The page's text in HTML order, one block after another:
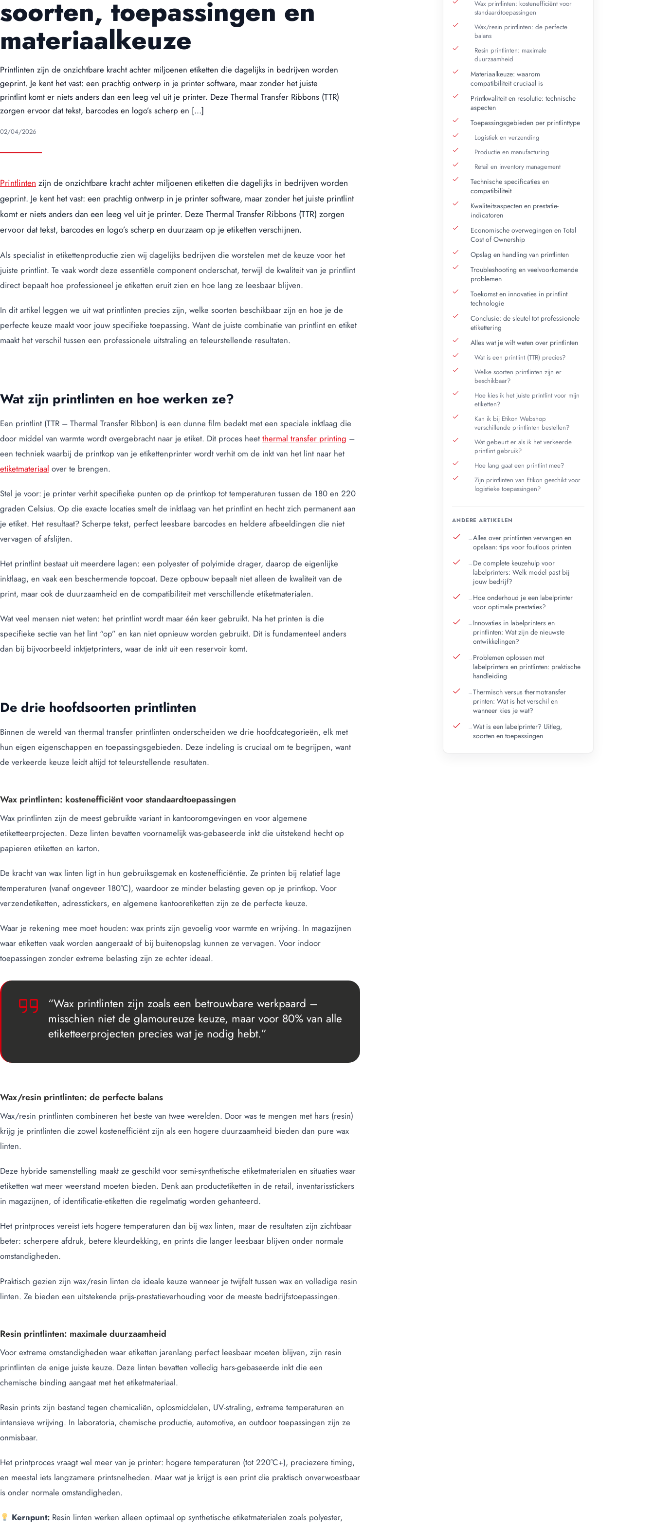
Ronde etiketten
Kortingsstickers
Blanco etiketten
Afneembaar
Diepvries
soorten, toepassingen en
materiaalkeuze
Printlinten zijn de onzichtbare kracht achter miljoenen etiketten die dagelijks in bedrijven worden
geprint. Je kent het vast: een prachtig ontwerp in je printer software, maar zonder het juiste
printlint komt er niets anders dan een leeg vel uit je printer. Deze Thermal Transfer Ribbons (TTR)
zorgen ervoor dat tekst, barcodes en logo’s scherp en […]
02/04/2026
Printlinten zijn de onzichtbare kracht achter miljoenen etiketten die dagelijks in bedrijven worden
geprint. Je kent het vast: een prachtig ontwerp in je printer software, maar zonder het juiste printlint
komt er niets anders dan een leeg vel uit je printer. Deze Thermal Transfer Ribbons (TTR) zorgen
ervoor dat tekst, barcodes en logo’s scherp en duurzaam op je etiketten verschijnen.
Als specialist in etikettenproductie zien wij dagelijks bedrijven die worstelen met de keuze voor het
juiste printlint. Te vaak wordt deze essentiële component onderschat, terwijl de kwaliteit van je printlint
direct bepaalt hoe professioneel je etiketten eruit zien en hoe lang ze leesbaar blijven.
In dit artikel leggen we uit wat printlinten precies zijn, welke soorten beschikbaar zijn en hoe je de
perfecte keuze maakt voor jouw specifieke toepassing. Want de juiste combinatie van printlint en etiket
maakt het verschil tussen een professionele uitstraling en teleurstellende resultaten.
Wat zijn printlinten en hoe werken ze?
Een printlint (TTR – Thermal Transfer Ribbon) is een dunne film bedekt met een speciale inktlaag die
door middel van warmte wordt overgebracht naar je etiket. Dit proces heet thermal transfer printing –
een techniek waarbij de printkop van je etikettenprinter wordt verhit om de inkt van het lint naar het
etiketmateriaal over te brengen.
Stel je voor: je printer verhit specifieke punten op de printkop tot temperaturen tussen de 180 en 220
graden Celsius. Op die exacte locaties smelt de inktlaag van het printlint en hecht zich permanent aan
je etiket. Het resultaat? Scherpe tekst, perfect leesbare barcodes en heldere afbeeldingen die niet
vervagen of afslijten.
Het printlint bestaat uit meerdere lagen: een polyester of polyimide drager, daarop de eigenlijke
inktlaag, en vaak een beschermende topcoat. Deze opbouw bepaalt niet alleen de kwaliteit van de
print, maar ook de duurzaamheid en de compatibiliteit met verschillende etiketmaterialen.
Wat veel mensen niet weten: het printlint wordt maar één keer gebruikt. Na het printen is die
specifieke sectie van het lint “op” en kan niet opnieuw worden gebruikt. Dit is fundamenteel anders
dan bij bijvoorbeeld inktjetprinters, waar de inkt uit een reservoir komt.
De drie hoofdsoorten printlinten
Binnen de wereld van thermal transfer printlinten onderscheiden we drie hoofdcategorieën, elk met
hun eigen eigenschappen en toepassingsgebieden. Deze indeling is cruciaal om te begrijpen, want
de verkeerde keuze leidt altijd tot teleurstellende resultaten.
Wax printlinten: kostenefficiënt voor standaardtoepassingen
Wax printlinten zijn de meest gebruikte variant in kantooromgevingen en voor algemene
etiketteerprojecten. Deze linten bevatten voornamelijk was-gebaseerde inkt die uitstekend hecht op
papieren etiketten en karton.
De kracht van wax linten ligt in hun gebruiksgemak en kostenefficiëntie. Ze printen bij relatief lage
temperaturen (vanaf ongeveer 180°C), waardoor ze minder belasting geven op je printkop. Voor
verzendetiketten, adresstickers, en algemene kantooretiketten zijn ze de perfecte keuze.
Waar je rekening mee moet houden: wax prints zijn gevoelig voor warmte en wrijving. In magazijnen
waar etiketten vaak worden aangeraakt of bij buitenopslag kunnen ze vervagen. Voor indoor
toepassingen zonder extreme belasting zijn ze echter ideaal.
“Wax printlinten zijn zoals een betrouwbare werkpaard –
misschien niet de glamoureuze keuze, maar voor 80% van alle
etiketteerprojecten precies wat je nodig hebt.”
Wax/resin printlinten: de perfecte balans
Wax/resin printlinten combineren het beste van twee werelden. Door was te mengen met hars (resin)
krijg je printlinten die zowel kostenefficiënt zijn als een hogere duurzaamheid bieden dan pure wax
linten.
Deze hybride samenstelling maakt ze geschikt voor semi-synthetische etiketmaterialen en situaties waar
etiketten wat meer weerstand moeten bieden. Denk aan productetiketten in de retail, inventarisstickers
in magazijnen, of identificatie-etiketten die regelmatig worden gehanteerd.
Het printproces vereist iets hogere temperaturen dan bij wax linten, maar de resultaten zijn zichtbaar
beter: scherpere afdruk, betere kleurdekking, en prints die langer leesbaar blijven onder normale
omstandigheden.
Praktisch gezien zijn wax/resin linten de ideale keuze wanneer je twijfelt tussen wax en volledige resin
linten. Ze bieden een uitstekende prijs-prestatieverhouding voor de meeste bedrijfstoepassingen.
Resin printlinten: maximale duurzaamheid
Voor extreme omstandigheden waar etiketten jarenlang perfect leesbaar moeten blijven, zijn resin
printlinten de enige juiste keuze. Deze linten bevatten volledig hars-gebaseerde inkt die een
chemische binding aangaat met het etiketmateriaal.
Resin prints zijn bestand tegen chemicaliën, oplosmiddelen, UV-straling, extreme temperaturen en
intensieve wrijving. In laboratoria, chemische productie, automotive, en outdoor toepassingen zijn ze
onmisbaar.
Het printproces vraagt wel meer van je printer: hogere temperaturen (tot 220°C+), preciezere timing,
en meestal iets langzamere printsnelheden. Maar wat je krijgt is een print die praktisch onverwoestbaar
is onder normale omstandigheden.
Kernpunt: Resin linten werken alleen optimaal op synthetische etiketmaterialen zoals polyester,
Wax printlinten: kostenefficiënt voor
standaardtoepassingen
Wax/resin printlinten: de perfecte
balans
Resin printlinten: maximale
duurzaamheid
Materiaalkeuze: waarom
compatibiliteit cruciaal is
Printkwaliteit en resolutie: technische
aspecten
Toepassingsgebieden per printlinttype
Logistiek en verzending
Productie en manufacturing
Retail en inventory management
Technische specificaties en
compatibiliteit
Kwaliteitsaspecten en prestatie-
indicatoren
Economische overwegingen en Total
Cost of Ownership
Opslag en handling van printlinten
Troubleshooting en veelvoorkomende
problemen
Toekomst en innovaties in printlint
technologie
Conclusie: de sleutel tot professionele
etikettering
Alles wat je wilt weten over printlinten
Wat is een printlint (TTR) precies?
Welke soorten printlinten zijn er
beschikbaar?
Hoe kies ik het juiste printlint voor mijn
etiketten?
Kan ik bij Etikon Webshop
verschillende printlinten bestellen?
Wat gebeurt er als ik het verkeerde
printlint gebruik?
Hoe lang gaat een printlint mee?
Zijn printlinten van Etikon geschikt voor
logistieke toepassingen?
ANDERE ARTIKELEN
Alles over printlinten vervangen en
opslaan: tips voor foutloos printen
De complete keuzehulp voor
labelprinters: Welk model past bij
jouw bedrijf?
Hoe onderhoud je een labelprinter
voor optimale prestaties?
Innovaties in labelprinters en
printlinten: Wat zijn de nieuwste
ontwikkelingen?
Problemen oplossen met
labelprinters en printlinten: praktische
handleiding
Thermisch versus thermotransfer
printen: Wat is het verschil en
wanneer kies je wat?
Wat is een labelprinter? Uitleg,
soorten en toepassingen